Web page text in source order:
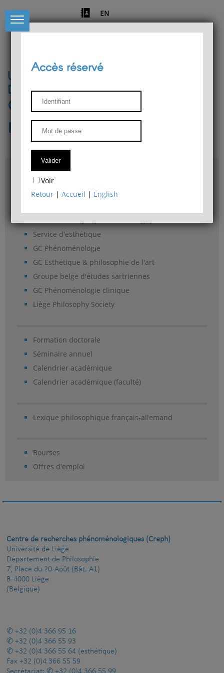
EN
Université de Liège
Département de philosophie
Centre de recherches
phénoménologiques
Accès & plans
Bibliothèque du Département de philosophie
Service d'esthétique
GC Phénoménologie
GC Esthétique & philosophie de l'art
Groupe belge d'études sartriennes
GC Phénoménologie clinique
Liège Philosophy Society
Formation doctorale
Séminaire annuel
Calendrier académique
Calendrier académique (faculté)
Lexique philosophique français-allemand
Bourses
Offres d'emploi
Accès réservé
Voir
Retour |Accueil | English
Centre de recherches phénoménologiques (Creph)
Université de Liège
Département de Philosophie
7, Place du 20-Août (Bât. A1)
B-4000 Liège
(Belgique)
+32 (0)4 366 95 16
+32 (0)4 366 55 93
+32 (0)4 366 55 64 (esthétique)
Fax +32 (0)4 366 55 59